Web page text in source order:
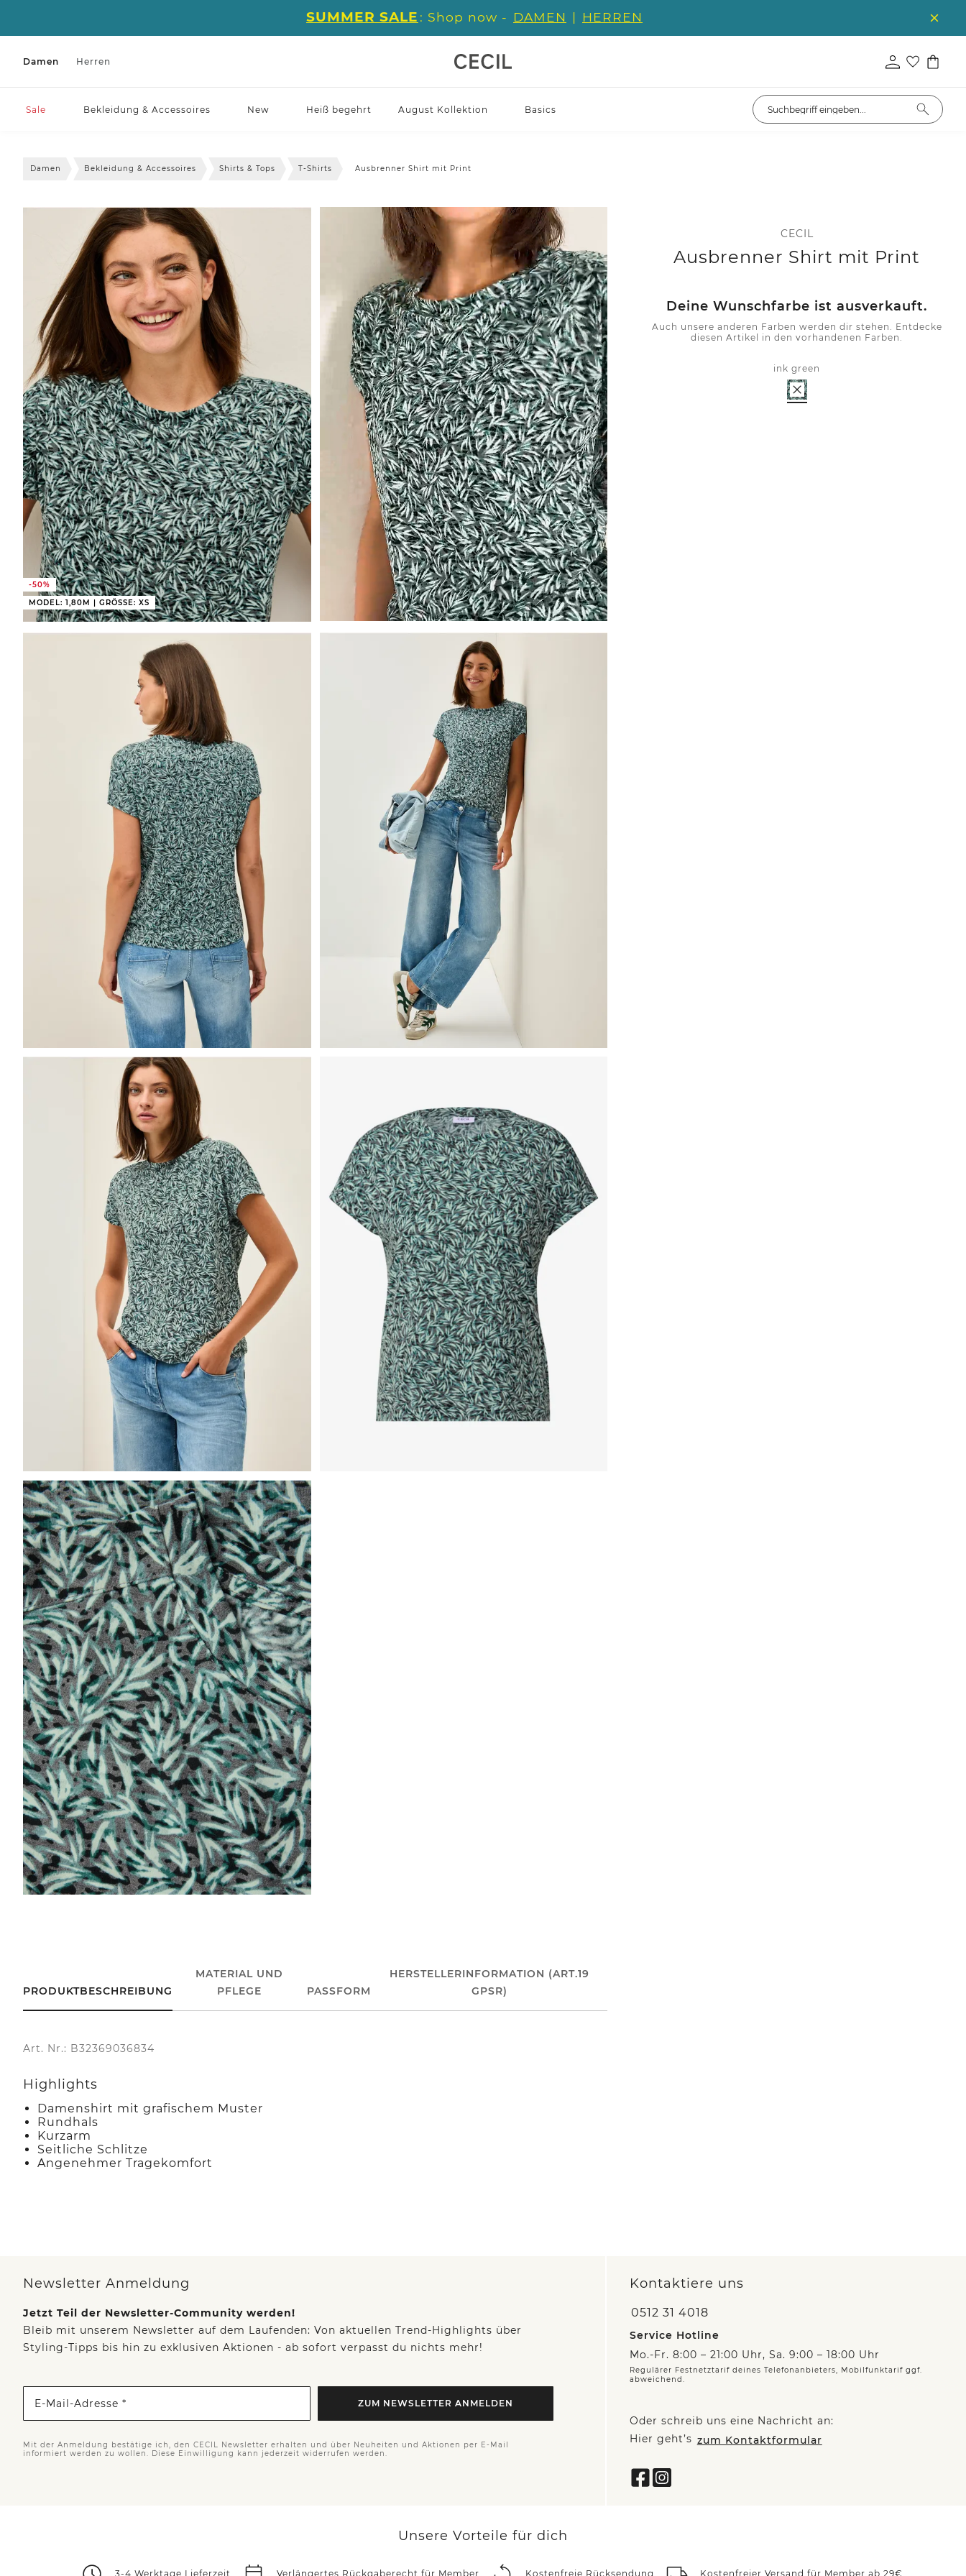
SUMMER SALE : Shop now - DAMEN | HERREN
Damen Herren
Sale Bekleidung & Accessoires New Heiß begehrt August Kollektion Basics
Damen Bekleidung & Accessoires Shirts & Tops T-Shirts Ausbrenner Shirt mit Print
-50%
MODEL: 1,80M | GRÖSSE: XS
CECIL
Ausbrenner Shirt mit Print
Deine Wunschfarbe ist ausverkauft.
Auch unsere anderen Farben werden dir stehen. Entdecke
diesen Artikel in den vorhandenen Farben.
ink green
PRODUKTBESCHREIBUNG
MATERIAL UND
PFLEGE
PASSFORM
HERSTELLERINFORMATION (ART.19
GPSR)
Art. Nr.: B32369036834
Highlights
Damenshirt mit grafischem Muster
Rundhals
Kurzarm
Seitliche Schlitze
Angenehmer Tragekomfort
Newsletter Anmeldung
Jetzt Teil der Newsletter-Community werden!
Bleib mit unserem Newsletter auf dem Laufenden: Von aktuellen Trend-Highlights über
Styling-Tipps bis hin zu exklusiven Aktionen - ab sofort verpasst du nichts mehr!
E-Mail-Adresse * ZUM NEWSLETTER ANMELDEN
Mit der Anmeldung bestätige ich, den CECIL Newsletter erhalten und über Neuheiten und Aktionen per E-Mail
informiert werden zu wollen. Diese Einwilligung kann jederzeit widerrufen werden.
Kontaktiere uns
0512 31 4018
Service Hotline
Mo.-Fr. 8:00 – 21:00 Uhr, Sa. 9:00 – 18:00 Uhr
Regulärer Festnetztarif deines Telefonanbieters, Mobilfunktarif ggf.
abweichend.
Oder schreib uns eine Nachricht an:
Hier geht’s zum Kontaktformular
Unsere Vorteile für dich
3-4 Werktage Lieferzeit Verlängertes Rückgaberecht für Member Kostenfreie Rücksendung Kostenfreier Versand für Member ab 29€